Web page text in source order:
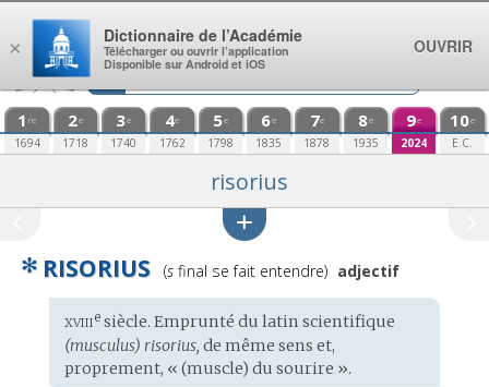
Aller au contenu
1 re
1694
2e
1718
3e
1740
4e
1762
5e
1798
6e
1835
7e
1878
8e
1935
9e
2024
10e
E.C.
risorius
✻ RISORIUS
Prononciation
(sfinal se fait entendre) adjectif
Étymologie
:
xviiiesiècle. Emprunté du latin scientifique
(musculus) risorius, de même sens et,
proprement, « (muscle) du sourire ».
×
Dictionnaire de l’Académie
Télécharger ou ouvrir l’application
Disponible sur Android et iOS
OUVRIR